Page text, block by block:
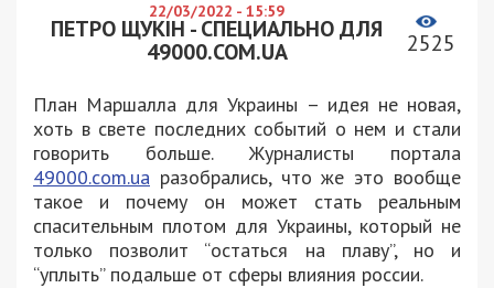
22/03/2022 - 15:59
ПЕТРО ЩУКІН - СПЕЦИАЛЬНО ДЛЯ
49000.COM.UA
2525
План Маршалла для Украины – идея не новая,
хоть в свете последних событий о нем и стали
говорить больше. Журналисты портала
49000.com.ua разобрались, что же это вообще
такое и почему он может стать реальным
спасительным плотом для Украины, который не
только позволит “остаться на плаву”, но и
“уплыть” подальше от сферы влияния россии.